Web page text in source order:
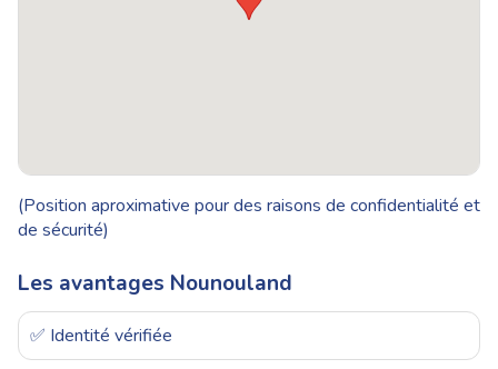
(Position aproximative pour des raisons de confidentialité et
de sécurité)
Les avantages Nounouland
✅ Identité vérifiée